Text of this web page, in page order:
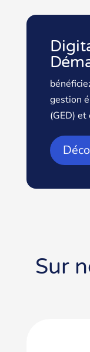
gestion
(GED)
Sur